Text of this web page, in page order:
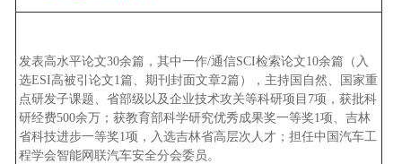
发表高水平论文30余篇，其中一作/通信SCI检索论文10余篇（入
选ESI高被引论文1篇、期刊封面文章2篇），主持国自然、国家重
点研发子课题、省部级以及企业技术攻关等科研项目7项，获批科
研经费500余万；获教育部科学研究优秀成果奖一等奖1项、吉林
省科技进步一等奖1项，入选吉林省高层次人才；担任中国汽车工
程学会智能网联汽车安全分会委员。